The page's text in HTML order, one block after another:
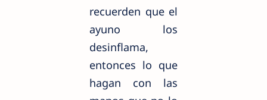
recuerden que el
ayuno los
desinflama,
entonces lo que
hagan con las